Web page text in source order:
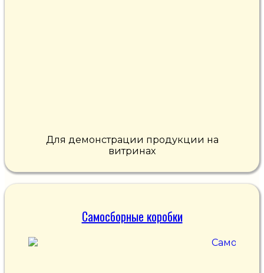
Для демонстрации продукции на
витринах
Самосборные коробки